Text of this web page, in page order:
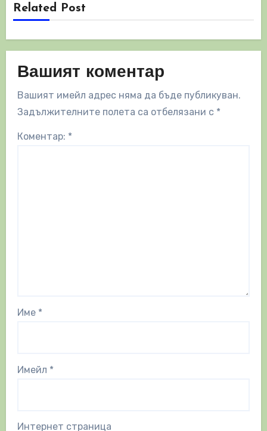
Related Post
Вашият коментар
Вашият имейл адрес няма да бъде публикуван.
Задължителните полета са отбелязани с *
Коментар: *
Име *
Имейл *
Интернет страница